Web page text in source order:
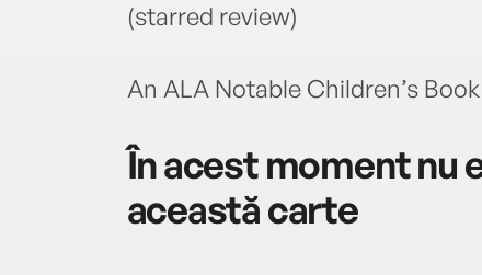
(starred review)
An ALA Notable Children’s
În acest moment nu
această carte